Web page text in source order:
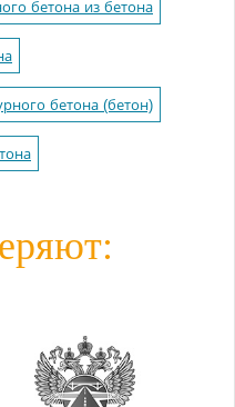
бетона из бетона
бетона (бетон)